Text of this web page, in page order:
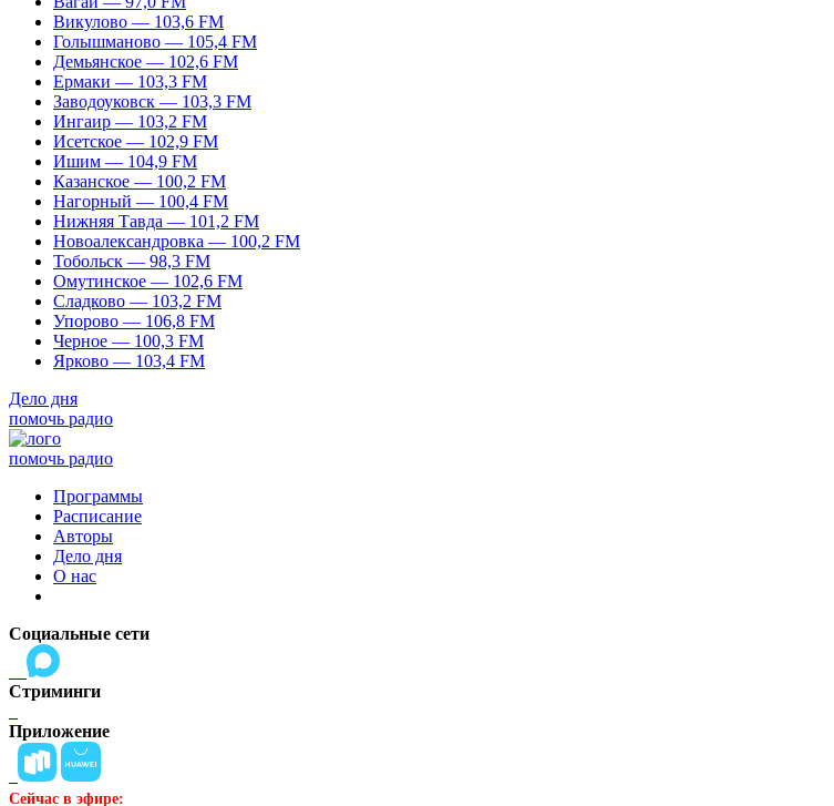
Викулово — 103,6 FM
Голышманово — 105,4 FM
Демьянское — 102,6 FM
Ермаки — 103,3 FM
Заводоуковск — 103,3 FM
Ингаир — 103,2 FM
Исетское — 102,9 FM
Ишим — 104,9 FM
Казанское — 100,2 FM
Нагорный — 100,4 FM
Нижняя Тавда — 101,2 FM
Новоалександровка — 100,2 FM
Тобольск — 98,3 FM
Омутинское — 102,6 FM
Сладково — 103,2 FM
Упорово — 106,8 FM
Черное — 100,3 FM
Ярково — 103,4 FM
Дело дня
помочь радио
помочь радио
Программы
Расписание
Авторы
Дело дня
О нас
Социальные сети
Стриминги
Приложение
Сейчас в эфире: